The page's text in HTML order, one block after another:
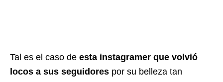
Tal es el caso de esta instagramer que volvió
locos a sus seguidores por su belleza tan